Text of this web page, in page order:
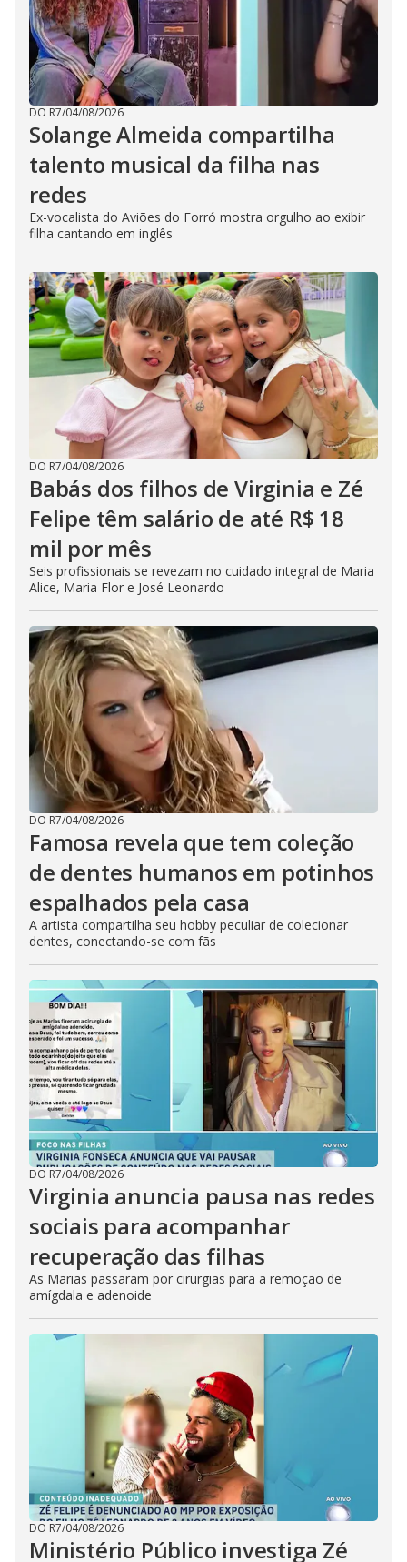
DO R7/04/08/2026
Solange Almeida compartilha
talento musical da filha nas
redes
Ex-vocalista do Aviões do Forró mostra orgulho ao exibir
filha cantando em inglês
DO R7/04/08/2026
Babás dos filhos de Virginia e Zé
Felipe têm salário de até R$ 18
mil por mês
Seis profissionais se revezam no cuidado integral de Maria
Alice, Maria Flor e José Leonardo
DO R7/04/08/2026
Famosa revela que tem coleção
de dentes humanos em potinhos
espalhados pela casa
A artista compartilha seu hobby peculiar de colecionar
dentes, conectando-se com fãs
DO R7/04/08/2026
Virginia anuncia pausa nas redes
sociais para acompanhar
recuperação das filhas
As Marias passaram por cirurgias para a remoção de
amígdala e adenoide
DO R7/04/08/2026
Ministério Público investiga Zé